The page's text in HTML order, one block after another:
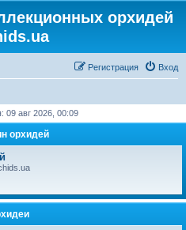
орхидей
Вход
Регистрация
09 авг 2026, 00:09
орхидей